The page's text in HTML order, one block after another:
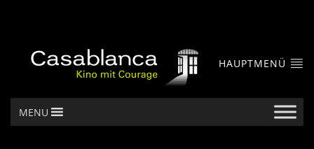
HAUPTMENÜ
MENU